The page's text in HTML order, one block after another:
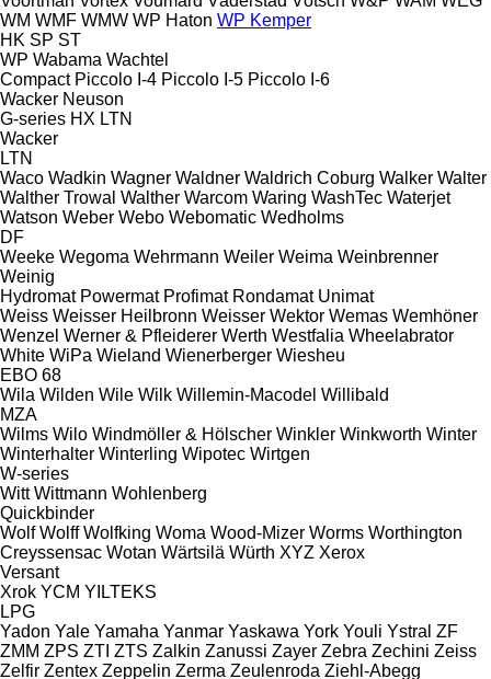
WM WMF WMW WP Haton WP Kemper
HK SP ST
WP Wabama Wachtel
Compact Piccolo I-4 Piccolo I-5 Piccolo I-6
Wacker Neuson
G-series HX LTN
Wacker
LTN
Waco Wadkin Wagner Waldner Waldrich Coburg Walker Walter
Walther Trowal Walther Warcom Waring WashTec Waterjet
Watson Weber Webo Webomatic Wedholms
DF
Weeke Wegoma Wehrmann Weiler Weima Weinbrenner
Weinig
Hydromat Powermat Profimat Rondamat Unimat
Weiss Weisser Heilbronn Weisser Wektor Wemas Wemhöner
Wenzel Werner & Pfleiderer Werth Westfalia Wheelabrator
White WiPa Wieland Wienerberger Wiesheu
EBO 68
Wila Wilden Wile Wilk Willemin-Macodel Willibald
MZA
Wilms Wilo Windmöller & Hölscher Winkler Winkworth Winter
Winterhalter Winterling Wipotec Wirtgen
W-series
Witt Wittmann Wohlenberg
Quickbinder
Wolf Wolff Wolfking Woma Wood-Mizer Worms Worthington
Creyssensac Wotan Wärtsilä Würth XYZ Xerox
Versant
Xrok YCM YILTEKS
LPG
Yadon Yale Yamaha Yanmar Yaskawa York Youli Ystral ZF
ZMM ZPS ZTI ZTS Zalkin Zanussi Zayer Zebra Zechini Zeiss
Zelfir Zentex Zeppelin Zerma Zeulenroda Ziehl-Abegg